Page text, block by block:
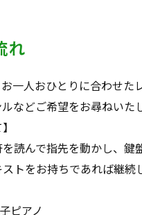
れ
一人おひとりに合わせた
などご希望をお尋ねいた
読んで指先を動かし、鍵
トをお持ちであれば継
ピアノ